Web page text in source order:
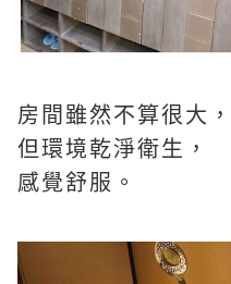
房間雖然不算很大，
但環境乾淨衛生，
感覺舒服。